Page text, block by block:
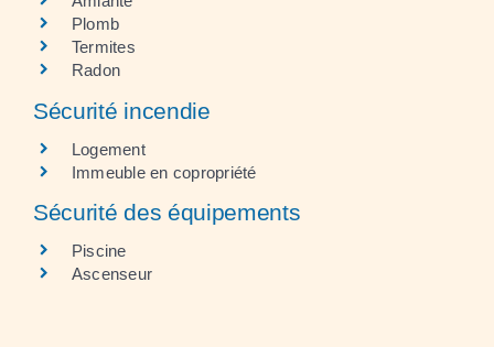
Plomb
Termites
Radon
Sécurité incendie
Logement
Immeuble en copropriété
Sécurité des équipements
Piscine
Ascenseur